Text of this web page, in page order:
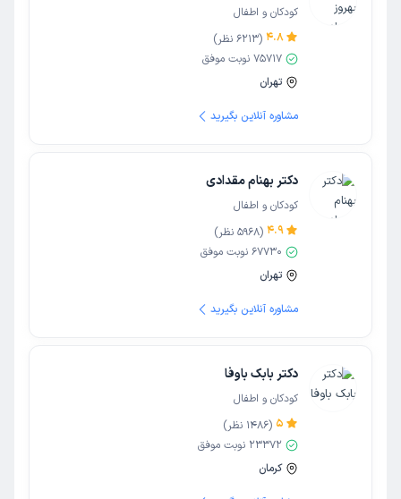
کودکان و اطفال
4.8
(
6213 نظر)
75717 نوبت موفق
تهران
مشاوره آنلاین بگیرید
دکتر بهنام مقدادی
کودکان و اطفال
4.9
(
5968 نظر)
67730 نوبت موفق
تهران
مشاوره آنلاین بگیرید
دکتر بابک باوفا
کودکان و اطفال
5
(
1486 نظر)
23372 نوبت موفق
کرمان